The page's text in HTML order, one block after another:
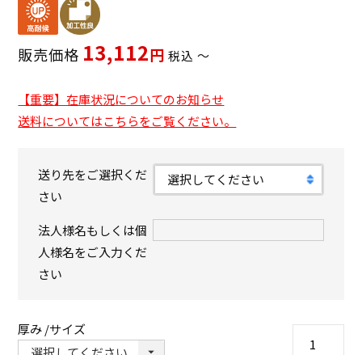
販売価格 13,112 税込 〜
【重要】在庫状況についてのお知らせ
送料についてはこちらをご覧ください。
送り先をご選択くだ
さい
法人様名もしくは個
人様名をご入力くだ
さい
厚み サイズ